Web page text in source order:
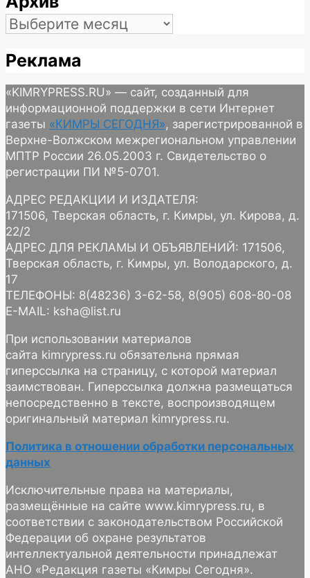
Архив
Реклама
«KIMRYPRESS.RU» — сайт, созданный для
информационной поддержки в сети Интернет
газеты «КИМРЫ СЕГОДНЯ», зарегистрированной в
Верхне-Волжском межрегиональном управлении
МПТР России 26.05.2003 г. Свидетельство о
регистрации ПИ №5-0701.
АДРЕС РЕДАКЦИИ И ИЗДАТЕЛЯ:
171506, Тверская область, г. Кимры, ул. Кирова, д.
22/2
АДРЕС ДЛЯ РЕКЛАМЫ И ОБЪЯВЛЕНИЙ: 171506,
Тверская область, г. Кимры, ул. Володарского, д.
17
ТЕЛЕФОНЫ: 8(48236) 3-62-58, 8(905) 608-80-08
E-MAIL: ksha@list.ru
При использовании материалов
сайта kimrypress.ru обязательна прямая
гиперссылка на страницу, с которой материал
заимствован. Гиперссылка должна размещаться
непосредственно в тексте, воспроизводящем
оригинальный материал kimrypress.ru.
Политика в отношении обработки персональных
данных
Исключительные права на материалы,
размещённые на сайте www.kimrypress.ru, в
соответствии с законодательством Российской
Федерации об охране результатов
интеллектуальной деятельности принадлежат
АНО «Редакция газеты «Кимры Сегодня».